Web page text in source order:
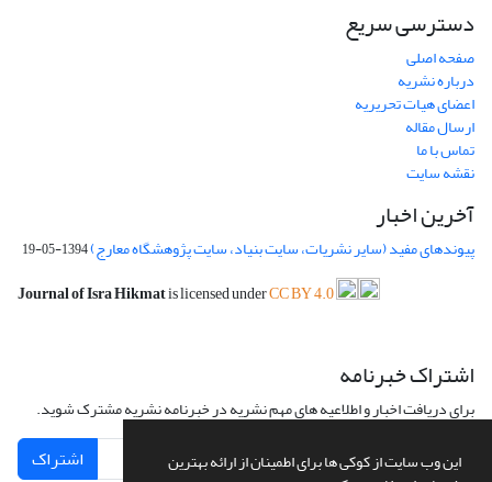
این وب سایت از کوکی ها برای اطمینان از ارائه بهترین
دسترسی سریع
صفحه اصلی
درباره نشریه
اعضای هیات تحریریه
ارسال مقاله
تماس با ما
نقشه سایت
آخرین اخبار
پیوندهای مفید (سایر نشریات، سایت بنیاد، سایت پژوهشگاه معارج)1394-05-19
Journal of Isra Hikmatis licensed underCC BY 4.0
اشتراک خبرنامه
برای دریافت اخبار و اطلاعیه های مهم نشریه در خبرنامه نشریه مشترک شوید.
اشتراک